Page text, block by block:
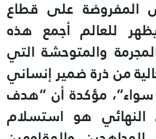
المفروضة على قطاع
للعالم أجمع هذه
والمتوحشة التي
من ذرة ضمير إنساني
مؤكدة أن “هدف
النهائي هو استسلام